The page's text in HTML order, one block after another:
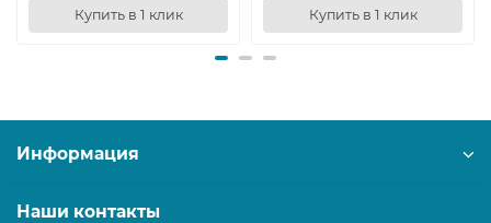
Купить в 1 клик Купить в 1 клик
Информация
Наши контакты